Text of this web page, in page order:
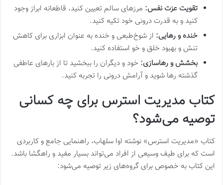
تقویت عزت نفس: مرزهای سالم تعیین کنید، قاطعانه ابراز وجود
کنید و به قدرت درونی خود تکیه کنید.
خنده و رهایی: از شوخ‌طبعی و خنده به عنوان ابزاری برای کاهش
تنش و بهبود خلق و خو استفاده کنید.
بخشش و رهاسازی: خود و دیگران را ببخشید تا از بارهای عاطفی
گذشته رها شوید و آرامش درونی را تجربه کنید.
کتاب مدیریت استرس برای چه کسانی
توصیه می‌شود؟
کتاب «مدیریت استرس» نوشته اوا سلهاب، راهنمایی جامع و کاربردی
است که برای طیف وسیعی از افراد می‌تواند بسیار مفید و راهگشا باشد.
این کتاب به خصوص برای گروه‌های زیر توصیه می‌شود: